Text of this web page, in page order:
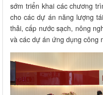
sớm triển khai các chương
cho các dự án năng lượng
thải, cấp nước sạch, nông
và các dự án ứng dụng công